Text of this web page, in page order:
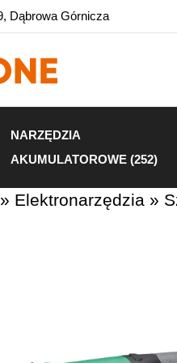
Dąbrowa Górnicza
NARZĘDZIA
AKUMULATOROWE (252)
» Elektronarzędzia »